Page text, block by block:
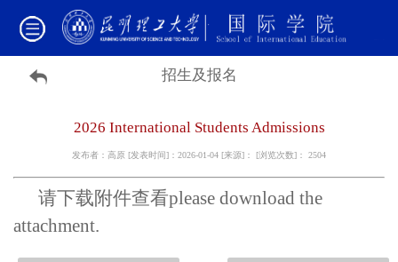
招生及报名
2026 International Students Admissions
发布者：高原 [发表时间]：2026-01-04 [来源]： [浏览次数]： 2504
请下载附件查看please download the
attachment.